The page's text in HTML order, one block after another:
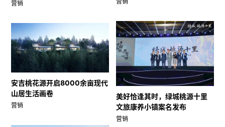
营销
美好恰逢其时，绿城桃源十里
文旅康养小镇案名发布
营销
安吉桃花源开启8000余亩现代
山居生活画卷
营销